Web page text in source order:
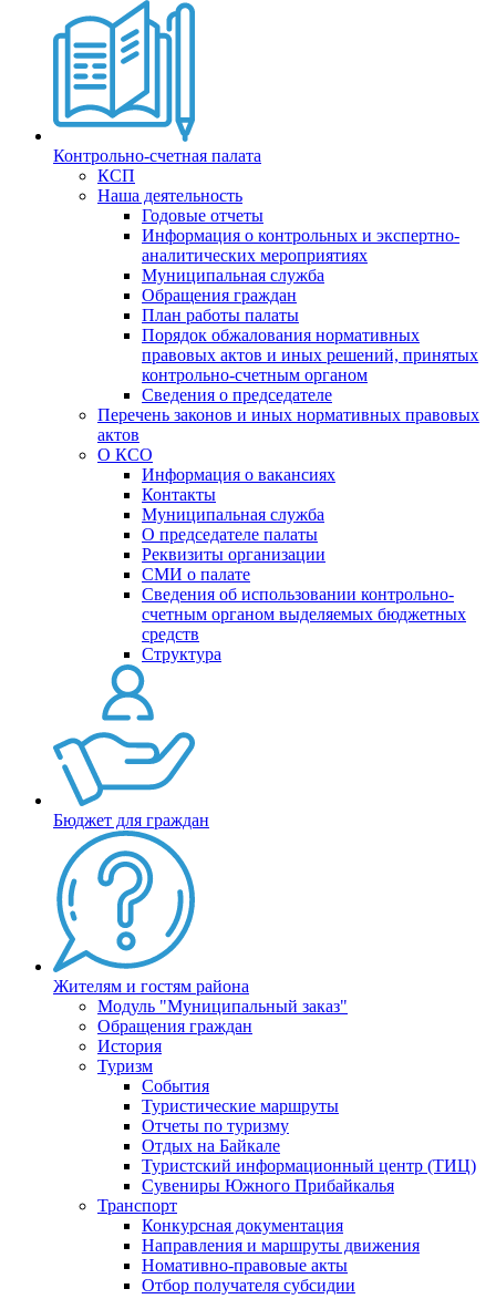
Контрольно-счетная палата
КСП
Наша деятельность
Годовые отчеты
Информация о контрольных и экспертно-
аналитических мероприятиях
Муниципальная служба
Обращения граждан
План работы палаты
Порядок обжалования нормативных
правовых актов и иных решений, принятых
контрольно-счетным органом
Сведения о председателе
Перечень законов и иных нормативных правовых
актов
О КСО
Информация о вакансиях
Контакты
Муниципальная служба
О председателе палаты
Реквизиты организации
СМИ о палате
Сведения об использовании контрольно-
счетным органом выделяемых бюджетных
средств
Структура
Бюджет для граждан
Жителям и гостям района
Модуль "Муниципальный заказ"
Обращения граждан
История
Туризм
События
Туристические маршруты
Отчеты по туризму
Отдых на Байкале
Туристский информационный центр (ТИЦ)
Сувениры Южного Прибайкалья
Транспорт
Конкурсная документация
Направления и маршруты движения
Номативно-правовые акты
Отбор получателя субсидии